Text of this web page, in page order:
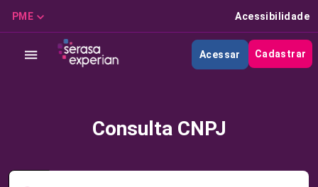
PME Acessibilidade
Acessar Cadastrar
Consulta CNPJ